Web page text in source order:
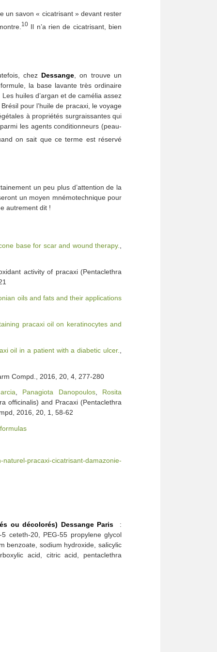
un savon « cicatrisant » devant rester
10Il n’a rien de cicatrisant, bien
chez Dessange , on trouve un
la base lavante très ordinaire
huiles d’argan et de camélia assez
pour l’huile de pracaxi, le voyage
à propriétés surgraissantes qui
les agents conditionneurs (peau-
on sait que ce terme est réservé
un peu plus d’attention de la
un moyen mnémotechnique pour
autrement dit !
base for scar and wound therapy.
activity of pracaxi (Pentaclethra
oils and fats and their applications
pracaxi oil on keratinocytes and
oil in a patient with a diabetic ulcer.
Compd., 2016, 20, 4, 277-280
, Panagiota Danopoulos, Rosita
officinalis) and Pracaxi (Pentaclethra
2016, 20, 1, 58-62
pracaxi-cicatrisant-damazonie-
ou décolorés) Dessange Paris :
ceteth-20, PEG-55 propylene glycol
benzoate, sodium hydroxide, salicylic
acid, citric acid, pentaclethra